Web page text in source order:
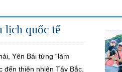
lịch quốc tế
Yên Bái từng “làm
đến thiên nhiên Tây Bắc,